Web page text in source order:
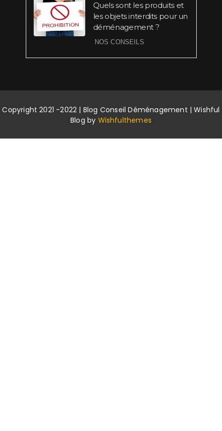
Quels sont les produits et
les objets interdits pour un
déménagement ?
NOS CONSEILS
Copyright 2021 -2022 | Blog Conseil Déménagement | Wishful
Blog by Wishfulthemes